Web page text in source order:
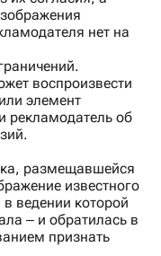
нет на
воспроизвести
элемент
рекламодатель об
размещавшейся
известного
ведении которой
‒ и обратилась в
признать